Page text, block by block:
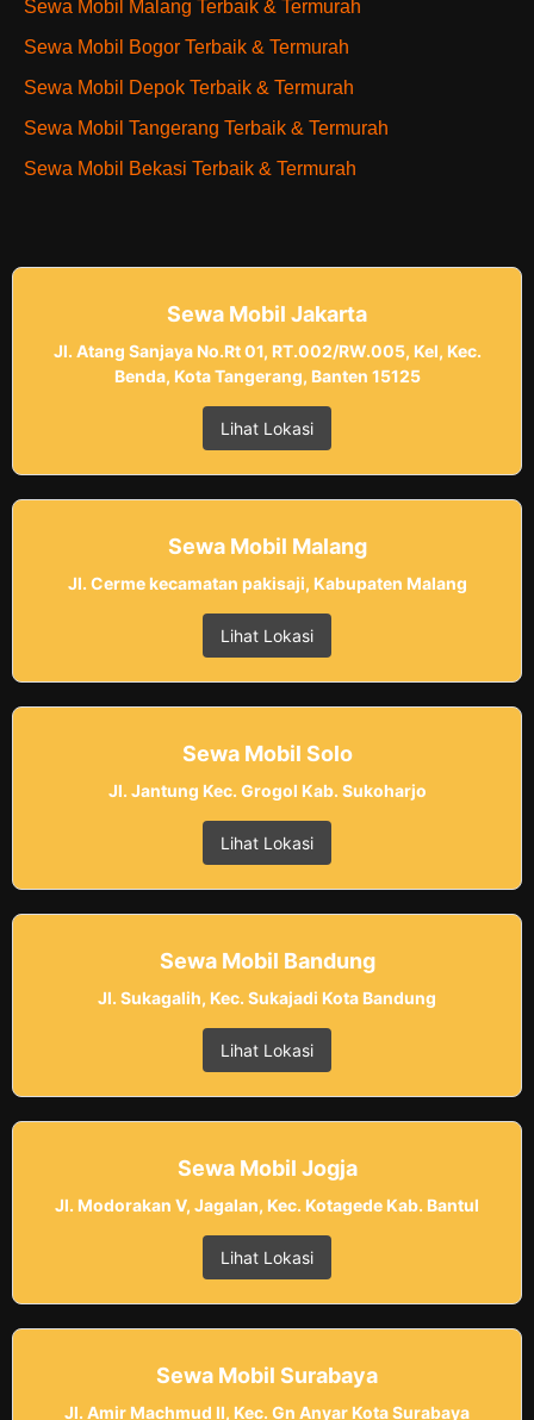
Sewa Mobil Malang Terbaik & Termurah
Sewa Mobil Bogor Terbaik & Termurah
Sewa Mobil Depok Terbaik & Termurah
Sewa Mobil Tangerang Terbaik & Termurah
Sewa Mobil Bekasi Terbaik & Termurah
Sewa Mobil Jakarta
Jl. Atang Sanjaya No.Rt 01, RT.002/RW.005, Kel, Kec.
Benda, Kota Tangerang, Banten 15125
Lihat Lokasi
Sewa Mobil Malang
Jl. Cerme kecamatan pakisaji, Kabupaten Malang
Lihat Lokasi
Sewa Mobil Solo
Jl. Jantung Kec. Grogol Kab. Sukoharjo
Lihat Lokasi
Sewa Mobil Bandung
Jl. Sukagalih, Kec. Sukajadi Kota Bandung
Lihat Lokasi
Sewa Mobil Jogja
Jl. Modorakan V, Jagalan, Kec. Kotagede Kab. Bantul
Lihat Lokasi
Sewa Mobil Surabaya
Jl. Amir Machmud II, Kec. Gn Anyar Kota Surabaya